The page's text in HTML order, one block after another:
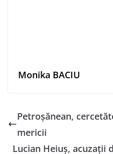
Monika BACIU
Petroșănean,
mericii
Lucian Heiuș, acuzații